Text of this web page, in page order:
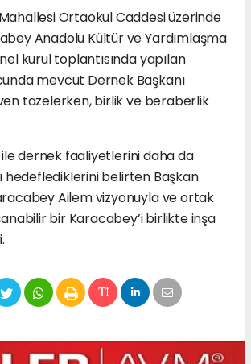
Ortaokul Caddesi üzerinde
Anadolu Kültür ve Yardımlaşma
kurul toplantısında yapılan
mevcut Dernek Başkanı
tazelerken, birlik ve beraberlik
dernek faaliyetlerini daha da
hedeflediklerini belirten Başkan
Ailem vizyonuyla ve ortak
bir Karacabey’i birlikte inşa